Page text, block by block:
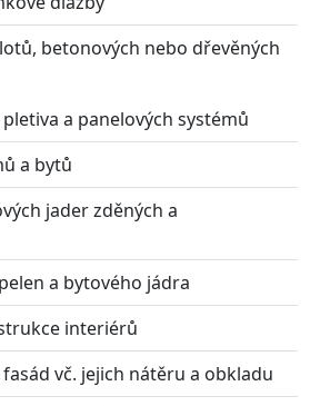
betonových nebo dřevěných
a panelových systémů
a bytů
jader zděných a
a bytového jádra
interiérů
vč. jejich nátěru a obkladu